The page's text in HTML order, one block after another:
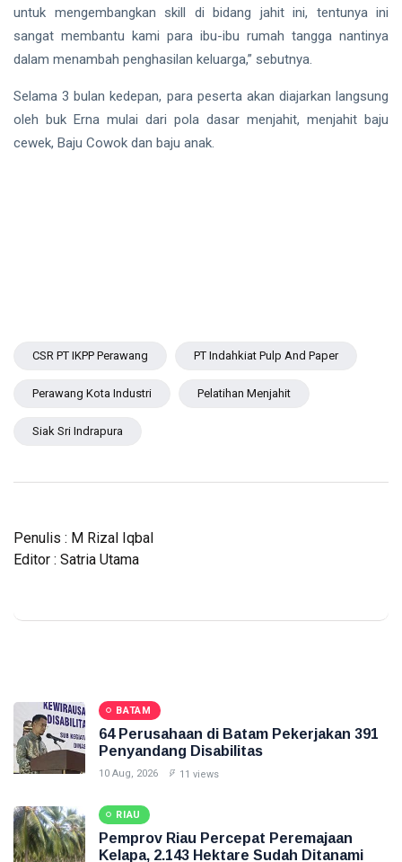
untuk mengembangkan skill di bidang jahit ini, tentunya ini
sangat membantu kami para ibu-ibu rumah tangga nantinya
dalam menambah penghasilan keluarga,” sebutnya.
Selama 3 bulan kedepan, para peserta akan diajarkan langsung
oleh buk Erna mulai dari pola dasar menjahit, menjahit baju
cewek, Baju Cowok dan baju anak.
CSR PT IKPP Perawang PT Indahkiat Pulp And Paper
Perawang Kota Industri Pelatihan Menjahit
Siak Sri Indrapura
Penulis : M Rizal Iqbal
Editor : Satria Utama
BATAM
64 Perusahaan di Batam Pekerjakan 391
Penyandang Disabilitas
10 Aug, 2026 11 views
RIAU
Pemprov Riau Percepat Peremajaan
Kelapa, 2.143 Hektare Sudah Ditanami